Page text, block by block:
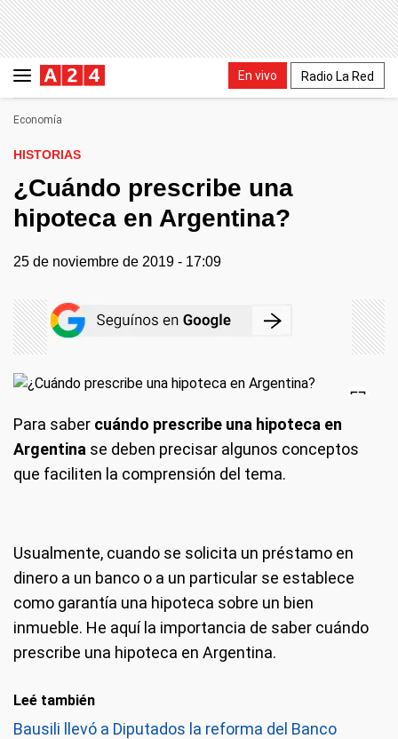
En vivo Radio La Red
Economía
HISTORIAS
¿Cuándo prescribe una
hipoteca en Argentina?
25 de noviembre de 2019 - 17:09
Para saber cuándo prescribe una hipoteca en
Argentina se deben precisar algunos conceptos
que faciliten la comprensión del tema.
Usualmente, cuando se solicita un préstamo en
dinero a un banco o a un particular se establece
como garantía una hipoteca sobre un bien
inmueble. He aquí la importancia de saber cuándo
prescribe una hipoteca en Argentina.
Leé también
Bausili llevó a Diputados la reforma del Banco